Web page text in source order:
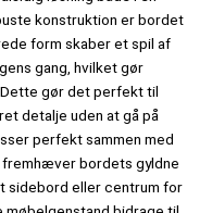
konstruktion er bordet
form skaber et spil af
gang, hvilket gør
gør det perfekt til
detalje uden at gå på
perfekt sammen med
bordets gyldne
sidebord eller centrum for